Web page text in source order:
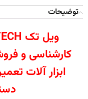
توضیحات
کارشناسی و
ابزار آلات